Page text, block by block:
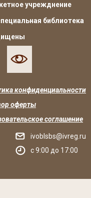
учрежднение
библиотека
конфиденциальности
оферты
соглашение
ivoblsbs@ivreg.ru
c 9:00 до 17:00